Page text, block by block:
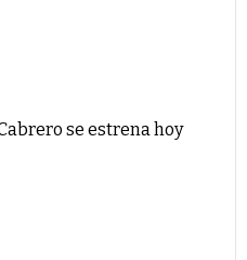
se estrena hoy